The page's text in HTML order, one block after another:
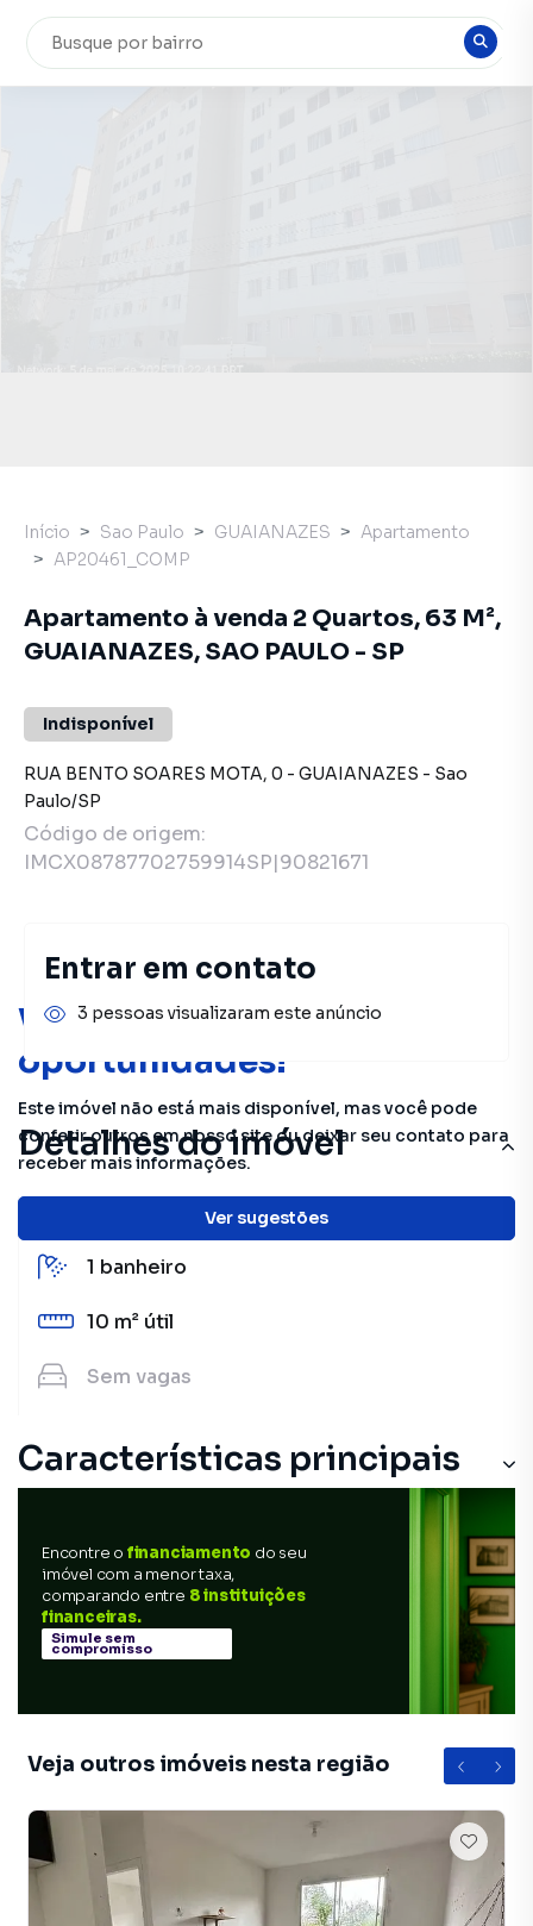
Você pode encontrar novas
oportunidades!
Este imóvel não está mais disponível, mas você pode
conferir outros em nosso site ou deixar seu contato para
receber mais informações.
Ver sugestões
Detalhes do imóvel
1 banheiro
10 m² útil
Sem vagas
Características principais
Encontre o financiamento do seu
imóvel com a menor taxa,
comparando entre 8 instituições
financeiras.
Simule sem
compromisso
Veja outros imóveis nesta região
Início Sao Paulo GUAIANAZES
Apartamento
AP20461_COMP
Apartamento à venda 2 Quartos, 63 M²,
GUAIANAZES, SAO PAULO - SP
Indisponível
RUA BENTO SOARES MOTA, 0 - GUAIANAZES - Sao
Paulo/SP
Código de origem:
IMCX08787702759914SP|90821671
Entrar em contato
3 pessoas visualizaram este anúncio